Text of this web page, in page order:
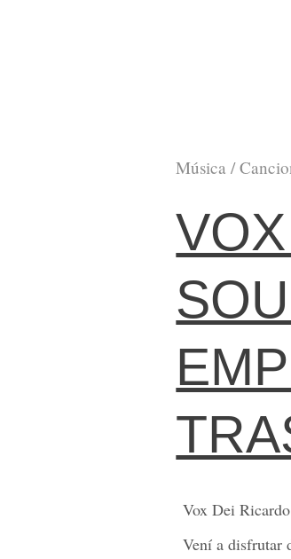
Música /
Vox Dei
Vení a disfrutar